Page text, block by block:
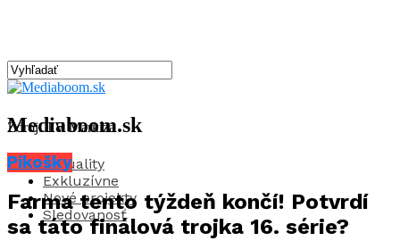
Mediaboom.sk
Aktuality
Exkluzívne
Nové projekty
Sledovanosť
Zdroj: TV Markíza
Pikošky
Farma tento týždeň končí! Potvrdí
sa táto finálová trojka 16. série?